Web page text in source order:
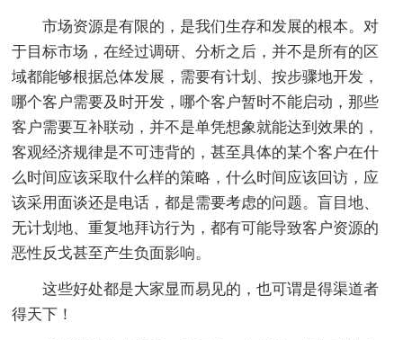
市场资源是有限的，是我们生存和发展的根本。对
于目标市场，在经过调研、分析之后，并不是所有的区
域都能够根据总体发展，需要有计划、按步骤地开发，
哪个客户需要及时开发，哪个客户暂时不能启动，那些
客户需要互补联动，并不是单凭想象就能达到效果的，
客观经济规律是不可违背的，甚至具体的某个客户在什
么时间应该采取什么样的策略，什么时间应该回访，应
该采用面谈还是电话，都是需要考虑的问题。盲目地、
无计划地、重复地拜访行为，都有可能导致客户资源的
恶性反戈甚至产生负面影响。
这些好处都是大家显而易见的，也可谓是得渠道者
得天下！